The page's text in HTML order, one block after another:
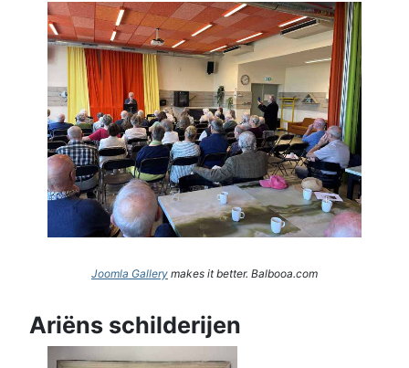
Joomla Gallery makes it better. Balbooa.com
Ariëns schilderijen